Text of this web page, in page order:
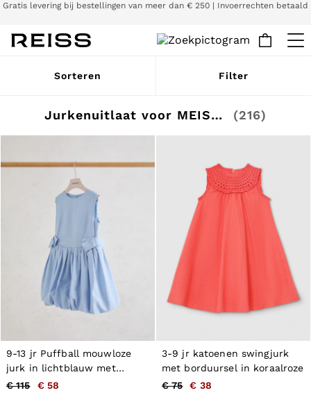
Wij accepteren
Download nu de Reiss-app en krijg 15% korting op je eerste bestelling in de
app. Algemene voorwaarden van toepassing.
WOMEN
Pre-Autumn Collection
Holiday
Tops & T-Shirts
Trousers
Jumpsuits & Playsuits
Shirts & Blouses
Shorts
Swimwear
Suits & Tailoring
Blazers
Petite
Vests & Cami Tops
Knitwear & Jumpers
Jeans
Sweats & Joggers
Heels
Sorteren Filter
Jurkenuitlaat voor MEISJES (216)
9-13 jr Puffball mouwloze
jurk in lichtblauw met
strikdetail
€ 115 € 58
3-9 jr katoenen swingjurk
met borduursel in koraalroze
€ 75
€ 38